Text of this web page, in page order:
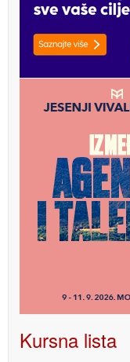
Kursna lista